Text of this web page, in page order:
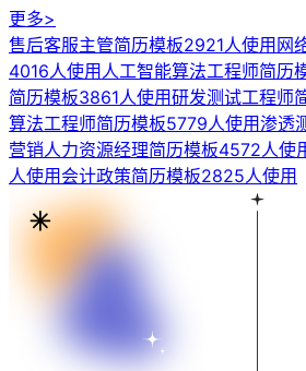
更多>
售后客服主管简历模板2921人使用 网
4016人使用 人工智能算法工程师简历
简历模板3861人使用研发测试工程师
算法工程师简历模板5779人使用渗透
营销人力资源经理简历模板4572人使
人使用 会计政策简历模板2825人使用